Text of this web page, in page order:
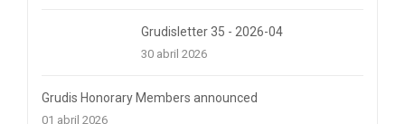
Grudisletter 35 - 2026-04
30 abril 2026
Grudis Honorary Members announced
01 abril 2026